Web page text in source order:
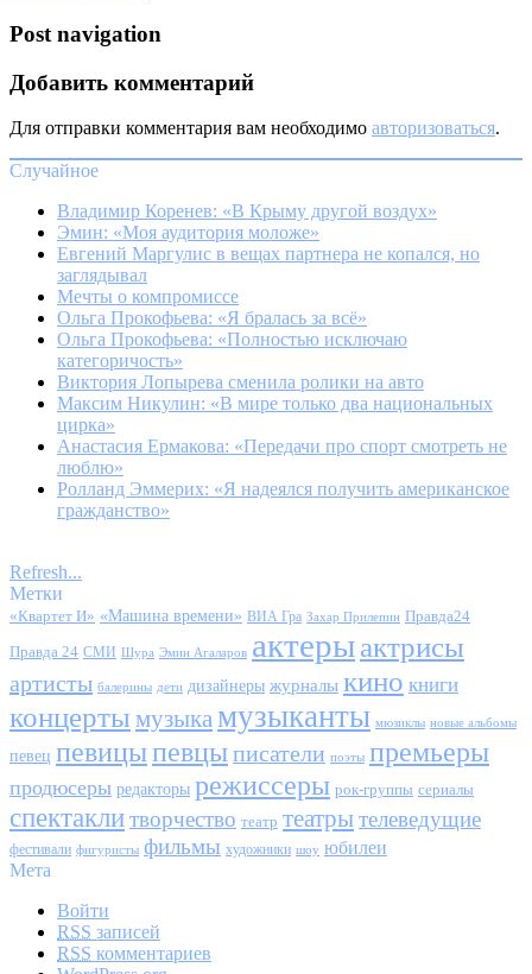
Post navigation
Добавить комментарий
Для отправки комментария вам необходимо авторизоваться.
Случайное
Владимир Коренев: «В Крыму другой воздух»
Эмин: «Моя аудитория моложе»
Евгений Маргулис в вещах партнера не копался, но
заглядывал
Мечты о компромиссе
Ольга Прокофьева: «Я бралась за всё»
Ольга Прокофьева: «Полностью исключаю
категоричость»
Виктория Лопырева сменила ролики на авто
Максим Никулин: «В мире только два национальных
цирка»
Анастасия Ермакова: «Передачи про спорт смотреть не
люблю»
Ролланд Эммерих: «Я надеялся получить американское
гражданство»
Refresh...
Метки
«Квартет И» «Машина времени» ВИА Гра Захар Прилепин Правда24
Правда 24 СМИ Шура Эмин Агаларов актерыактрисы
артисты балерины дети дизайнеры журналы кино книги
концерты музыкамузыканты мюзиклы новые альбомы
певец певицыпевцыписатели поэты премьеры
продюсеры редакторы режиссеры рок-группы сериалы
спектаклитворчество театр театрытелеведущие
фестивали фигуристы фильмы художники шоу юбилеи
Мета
Войти
RSS записей
RSS комментариев